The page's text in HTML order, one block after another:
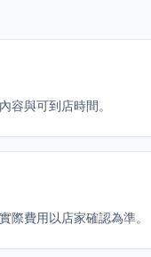
容與可到店時間。
際費用以店家確認為準。